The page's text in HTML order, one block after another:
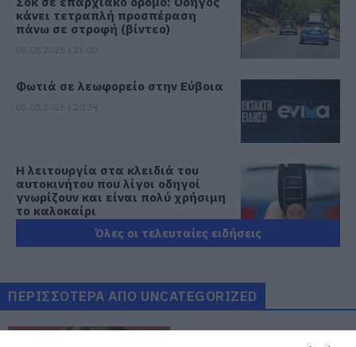
κάνει τετραπλή προσπέραση
πάνω σε στροφή (βίντεο)
Φωτιά σε λεωφορείο στην Εύβοια
Η λειτουργία στα κλειδιά του
αυτοκινήτου που λίγοι οδηγοί
γνωρίζουν και είναι πολύ χρήσιμη
το καλοκαίρι
05.08.2026 | 20:20
05.08.2026 | 20:00
Όλες οι τελευταίες ειδήσεις
ΠΕΡΙΣΣΟΤΕΡΑ ΑΠΟ UNCATEGORIZED